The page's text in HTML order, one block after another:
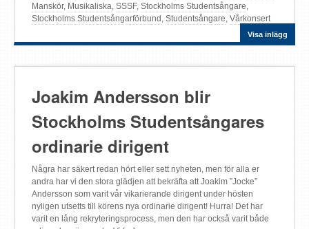
Visa inlägg
Manskör, Musikaliska SSSF, Stockholms Studentsångare
Stockholms Studentsångarförbund Studentsångare Vårkonsert
Joakim Andersson blir
Stockholms Studentsångares
ordinarie dirigent
Några har säkert redan hört eller sett nyheten, men för alla er
andra har vi den stora glädjen att bekräfta att Joakim ”Jocke”
Andersson som varit vår vikarierande dirigent under hösten
nyligen utsetts till körens nya ordinarie dirigent! Hurra! Det har
varit en lång rekryteringsprocess, men den har också varit både